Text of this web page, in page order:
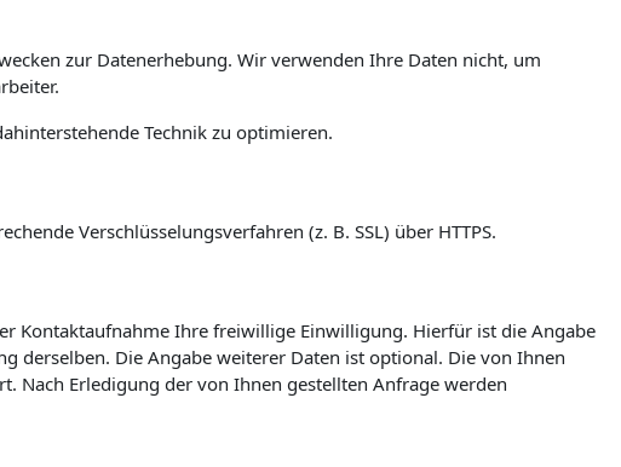
zur Datenerhebung. Wir verwenden Ihre Daten nicht, um
Technik zu optimieren.
Verschlüsselungsverfahren (z. B. SSL) über HTTPS.
Kontaktaufnahme Ihre freiwillige Einwilligung. Hierfür ist die Angabe
derselben. Die Angabe weiterer Daten ist optional. Die von Ihnen
Nach Erledigung der von Ihnen gestellten Anfrage werden